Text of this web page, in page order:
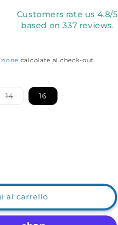
Customers rate us 4.8/5
based on 337 reviews.
calcolate al check-out.
14Variante
esaurita
16
al carrello